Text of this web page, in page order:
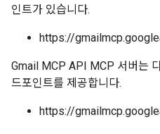
인트가 있습니다.
https://
Gmail MCP API MCP 서버는
드포인트를 제공합니다.
https://